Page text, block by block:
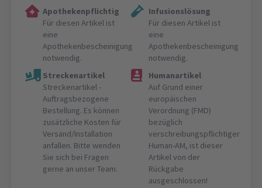
Apothekenpflichtig
Für diesen Artikel ist
eine
Apothekenbescheinigung
notwendig.
Infusionslösung
Für diesen Artikel ist
eine
Apothekenbescheinigung
notwendig.
Streckenartikel
Streckenartikel -
Auftragsbezogene
Bestellung. Es können
zusätzliche Kosten für
Versand/Installation
anfallen. Bitte wenden
Sie sich bei Fragen
gerne an unser Team.
Humanartikel
Auf Grund einer
europäischen
Verordnung (FMD)
bezüglich
verschreibungspflichtiger
Human-AM, ist dieser
Artikel von der
Rückgabe
ausgeschlossen!